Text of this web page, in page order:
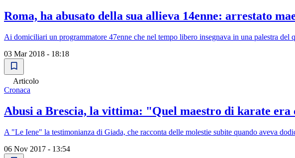
Roma, ha abusato della sua allieva 14enne: arrestato
Ai domiciliari un programmatore 47enne che nel tempo libero insegnava in una palestra
03 Mar 2018 - 18:18
Articolo
Cronaca
Abusi a Brescia, la vittima: "Quel maestro di karate era
A "Le Iene" la testimonianza di Giada, che racconta delle molestie subite quando aveva
06 Nov 2017 - 13:54